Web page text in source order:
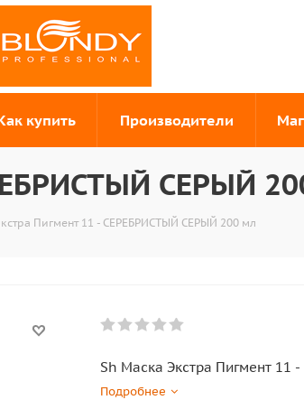
купить Производители
СЕРЫЙ
Пигмент 11 - СЕРЕБРИСТЫЙ СЕРЫЙ 200 мл
Sh Маска Экстра Пигмент
Подробнее